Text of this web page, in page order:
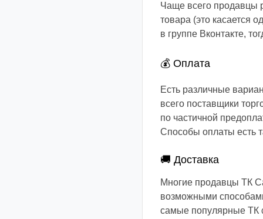
Чаще всего продавцы
товара (это касается
в группе Вконтакте,
💰 Оплата
Есть различные
всего поставщики
по частичной
Способы оплаты есть
🚚 Доставка
Многие продавцы ТК
возможными
самые популярные ТК